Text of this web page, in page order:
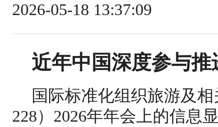
2026-05-18 13:37:09
近年中国深度参与
国际标准化组织旅游及
228）2026年年会上的信息